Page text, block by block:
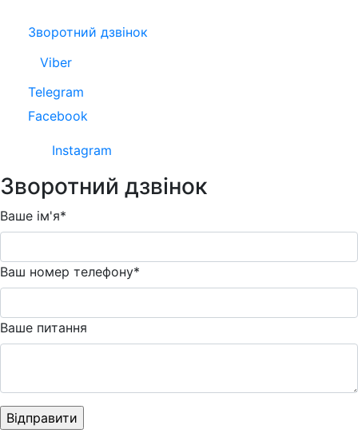
Зворотний дзвінок
Viber
Telegram
Facebook
Instagram
Зворотний дзвінок
Ваше ім'я*
Ваш номер телефону*
Ваше питання